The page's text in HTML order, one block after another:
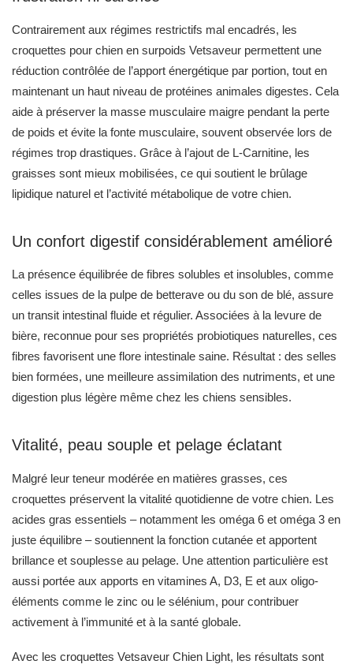
Contrairement aux régimes restrictifs mal encadrés, les
croquettes pour chien en surpoids Vetsaveur permettent une
réduction contrôlée de l’apport énergétique par portion, tout en
maintenant un haut niveau de protéines animales digestes. Cela
aide à préserver la masse musculaire maigre pendant la perte
de poids et évite la fonte musculaire, souvent observée lors de
régimes trop drastiques. Grâce à l’ajout de L-Carnitine, les
graisses sont mieux mobilisées, ce qui soutient le brûlage
lipidique naturel et l’activité métabolique de votre chien.
Un confort digestif considérablement amélioré
La présence équilibrée de fibres solubles et insolubles, comme
celles issues de la pulpe de betterave ou du son de blé, assure
un transit intestinal fluide et régulier. Associées à la levure de
bière, reconnue pour ses propriétés probiotiques naturelles, ces
fibres favorisent une flore intestinale saine. Résultat : des selles
bien formées, une meilleure assimilation des nutriments, et une
digestion plus légère même chez les chiens sensibles.
Vitalité, peau souple et pelage éclatant
Malgré leur teneur modérée en matières grasses, ces
croquettes préservent la vitalité quotidienne de votre chien. Les
acides gras essentiels – notamment les oméga 6 et oméga 3 en
juste équilibre – soutiennent la fonction cutanée et apportent
brillance et souplesse au pelage. Une attention particulière est
aussi portée aux apports en vitamines A, D3, E et aux oligo-
éléments comme le zinc ou le sélénium, pour contribuer
activement à l’immunité et à la santé globale.
Avec les croquettes Vetsaveur Chien Light, les résultats sont